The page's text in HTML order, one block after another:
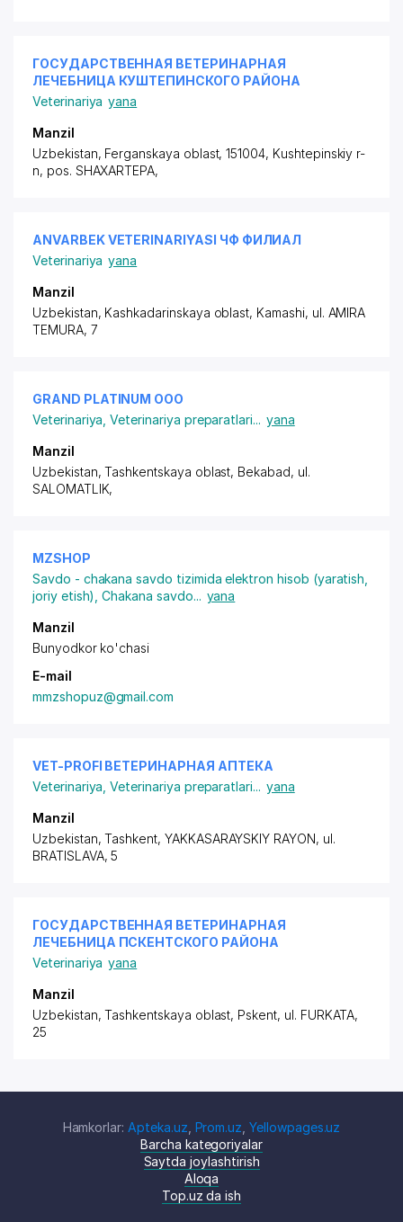
ГОСУДАРСТВЕННАЯ ВЕТЕРИНАРНАЯ
ЛЕЧЕБНИЦА КУШТЕПИНСКОГО РАЙОНА
Veterinariya yana
Manzil
Uzbekistan, Ferganskaya oblast, 151004, Kushtepinskiy r-
n, pos. SHAXARTEPA,
ANVARBEK VETERINARIYASI ЧФ ФИЛИАЛ
Veterinariya yana
Manzil
Uzbekistan, Kashkadarinskaya oblast, Kamashi, ul. AMIRA
TEMURA, 7
GRAND PLATINUM ООО
Veterinariya ,Veterinariya preparatlari... yana
Manzil
Uzbekistan, Tashkentskaya oblast, Bekabad, ul.
SALOMATLIK,
MZSHOP
Savdo - chakana savdo tizimida elektron hisob (yaratish,
joriy etish) ,Chakana savdo... yana
Manzil
Bunyodkor ko'chasi
E-mail
mmzshopuz@gmail.com
VET-PROFI ВЕТЕРИНАРНАЯ АПТЕКА
Veterinariya ,Veterinariya preparatlari... yana
Manzil
Uzbekistan, Tashkent, YAKKASARAYSKIY RAYON, ul.
BRATISLAVA, 5
ГОСУДАРСТВЕННАЯ ВЕТЕРИНАРНАЯ
ЛЕЧЕБНИЦА ПСКЕНТСКОГО РАЙОНА
Veterinariya yana
Manzil
Uzbekistan, Tashkentskaya oblast, Pskent, ul. FURKATA,
25
Hamkorlar: Apteka.uz Prom.uz ,Yellowpages.uz
Barcha kategoriyalar
Saytda joylashtirish
Aloqa
Top.uz da ish